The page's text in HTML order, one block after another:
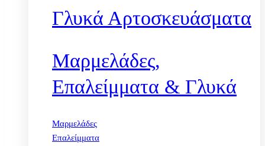
Γλυκά Αρτοσκευάσματα
Μαρμελάδες,
Επαλείμματα & Γλυκά
Μαρμελάδες
Επαλείμματα